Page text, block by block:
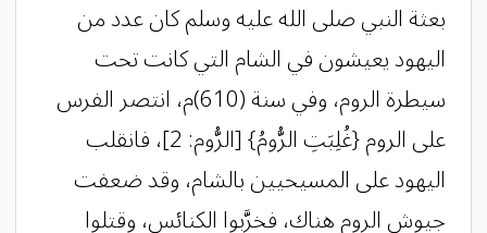
بعثة النبي صلى الله عليه وسلم كان عدد من
اليهود يعيشون في الشام التي كانت تحت
سيطرة الروم، وفي سنة (610)م، انتصر الفرس
على الروم {غُلِبَتِ الرُّومُ} [الرُّوم: 2]، فانقلب
اليهود على المسيحيين بالشام، وقد ضعفت
جيوش الروم هناك، فخرَّبوا الكنائس، وقتلوا